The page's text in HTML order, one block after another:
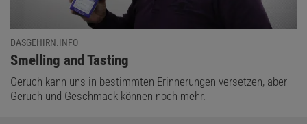
DASGEHIRN.INFO
:
Smelling and Tasting
Geruch kann uns in bestimmten Erinnerungen versetzen, aber
Geruch und Geschmack können noch mehr.